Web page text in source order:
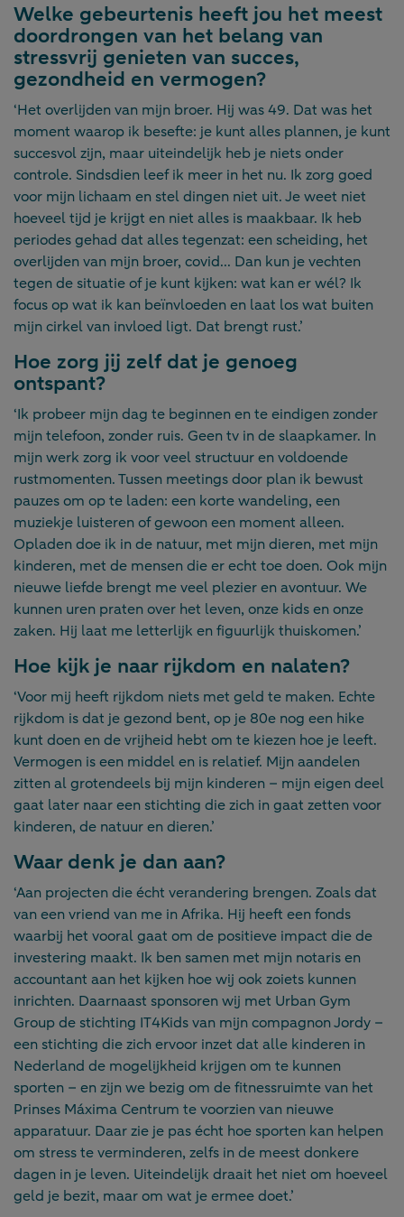
Welke gebeurtenis heeft jou het meest
doordrongen van het belang van
stressvrij genieten van succes,
gezondheid en vermogen?
‘Het overlijden van mijn broer. Hij was 49. Dat was het
moment waarop ik besefte: je kunt alles plannen, je kunt
succesvol zijn, maar uiteindelijk heb je niets onder
controle. Sindsdien leef ik meer in het nu. Ik zorg goed
voor mijn lichaam en stel dingen niet uit. Je weet niet
hoeveel tijd je krijgt en niet alles is maakbaar. Ik heb
periodes gehad dat alles tegenzat: een scheiding, het
overlijden van mijn broer, covid... Dan kun je vechten
tegen de situatie of je kunt kijken: wat kan er wél? Ik
focus op wat ik kan beïnvloeden en laat los wat buiten
mijn cirkel van invloed ligt. Dat brengt rust.’
Hoe zorg jij zelf dat je genoeg
ontspant?
‘Ik probeer mijn dag te beginnen en te eindigen zonder
mijn telefoon, zonder ruis. Geen tv in de slaapkamer. In
mijn werk zorg ik voor veel structuur en voldoende
rustmomenten. Tussen meetings door plan ik bewust
pauzes om op te laden: een korte wandeling, een
muziekje luisteren of gewoon een moment alleen.
Opladen doe ik in de natuur, met mijn dieren, met mijn
kinderen, met de mensen die er echt toe doen. Ook mijn
nieuwe liefde brengt me veel plezier en avontuur. We
kunnen uren praten over het leven, onze kids en onze
zaken. Hij laat me letterlijk en figuurlijk thuiskomen.’
Hoe kijk je naar rijkdom en nalaten?
‘Voor mij heeft rijkdom niets met geld te maken. Echte
rijkdom is dat je gezond bent, op je 80e nog een hike
kunt doen en de vrijheid hebt om te kiezen hoe je leeft.
Vermogen is een middel en is relatief. Mijn aandelen
zitten al grotendeels bij mijn kinderen – mijn eigen deel
gaat later naar een stichting die zich in gaat zetten voor
kinderen, de natuur en dieren.’
Waar denk je dan aan?
‘Aan projecten die écht verandering brengen. Zoals dat
van een vriend van me in Afrika. Hij heeft een fonds
waarbij het vooral gaat om de positieve impact die de
investering maakt. Ik ben samen met mijn notaris en
accountant aan het kijken hoe wij ook zoiets kunnen
inrichten. Daarnaast sponsoren wij met Urban Gym
Group de stichting IT4Kids van mijn compagnon Jordy –
een stichting die zich ervoor inzet dat alle kinderen in
Nederland de mogelijkheid krijgen om te kunnen
sporten – en zijn we bezig om de fitnessruimte van het
Prinses Máxima Centrum te voorzien van nieuwe
apparatuur. Daar zie je pas écht hoe sporten kan helpen
om stress te verminderen, zelfs in de meest donkere
dagen in je leven. Uiteindelijk draait het niet om hoeveel
geld je bezit, maar om wat je ermee doet.’